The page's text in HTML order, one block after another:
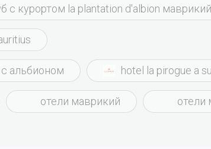
с курортом la plantation d'albion маврикий
альбионом hotel la pirogue a
отели маврикий отели